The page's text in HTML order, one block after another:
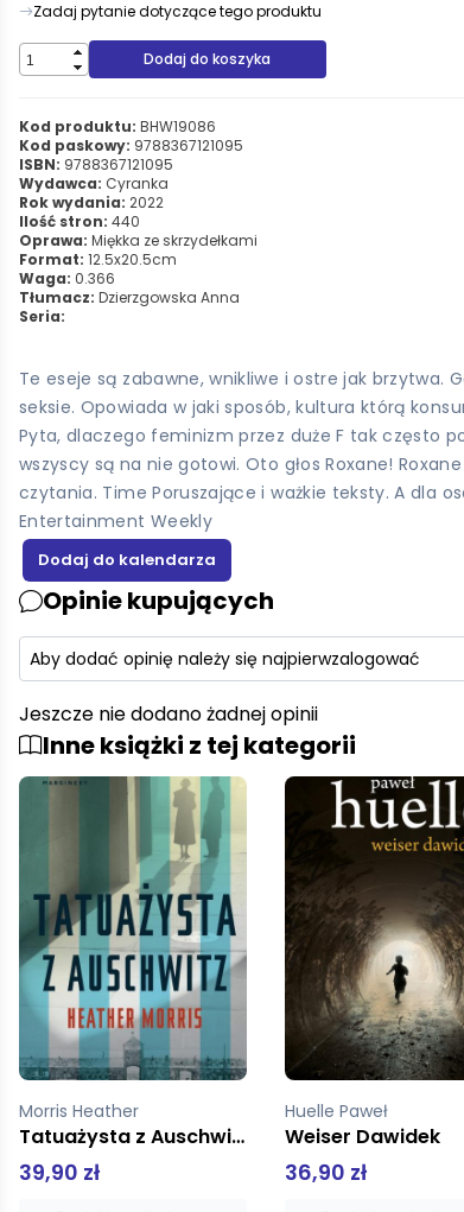
Zadaj pytanie dotyczące tego produktu
Dodaj do koszyka
Kod produktu: BHW19086
Kod paskowy: 9788367121095
ISBN: 9788367121095
Wydawca: Cyranka
Rok wydania: 2022
Ilość stron: 440
Oprawa: Miękka ze skrzydełkami
Format: 12.5x20.5cm
Waga: 0.366
Tłumacz: Dzierzgowska Anna
Seria:
Te eseje są zabawne, wnikliwe i ostre jak brzytwa.
seksie. Opowiada w jaki sposób, kultura którą
Pyta, dlaczego feminizm przez duże F tak często
wszyscy są na nie gotowi. Oto głos Roxane!
czytania. Time Poruszające i ważkie teksty. A dla
Entertainment Weekly
Opinie kupujących
Aby dodać opinię należy się najpierwzalogować
Jeszcze nie dodano żadnej opinii
Inne książki z tej kategorii
Huelle Paweł
Weiser Dawidek
36,90 zł
Tolkien J.R.R.
19,00 zł